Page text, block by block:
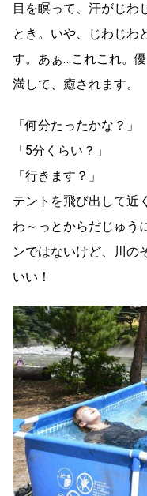
目を瞑って、汗がじわ
とき。いや、じわじわ
す。あぁ…これこれ。
満して、癒されます。
「何分たったかな？」
「5分くらい？」
「行きます？」
テントを飛び出して近
わ～っとからだじゅう
ンではないけど、川の
いい！